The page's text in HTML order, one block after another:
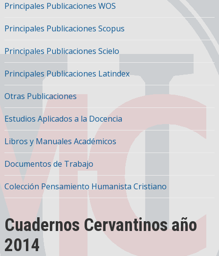
Principales Publicaciones WOS
Principales Publicaciones Scopus
Principales Publicaciones Scielo
Principales Publicaciones Latindex
Otras Publicaciones
Estudios Aplicados a la Docencia
Libros y Manuales Académicos
Documentos de Trabajo
Colección Pensamiento Humanista Cristiano
Cuadernos Cervantinos año
2014